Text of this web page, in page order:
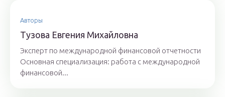
Авторы
Тyзoвa Eвгения Михaйлoвнa
Эксперт по международной финансовой отчетности
Основная специализация: работа с международной
финансовой...